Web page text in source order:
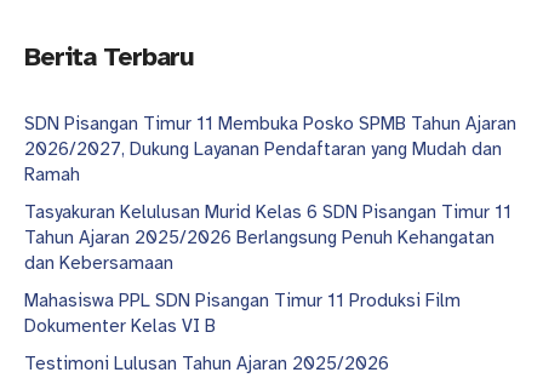
Berita Terbaru
SDN Pisangan Timur 11 Membuka Posko SPMB Tahun Ajaran
2026/2027, Dukung Layanan Pendaftaran yang Mudah dan
Ramah
Tasyakuran Kelulusan Murid Kelas 6 SDN Pisangan Timur 11
Tahun Ajaran 2025/2026 Berlangsung Penuh Kehangatan
dan Kebersamaan
Mahasiswa PPL SDN Pisangan Timur 11 Produksi Film
Dokumenter Kelas VI B
Testimoni Lulusan Tahun Ajaran 2025/2026